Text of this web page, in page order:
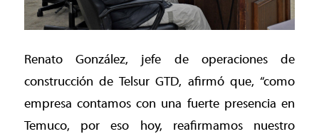
Renato González, jefe de operaciones de
construcción de Telsur GTD, afirmó que, “como
empresa contamos con una fuerte presencia en
Temuco, por eso hoy, reafirmamos nuestro